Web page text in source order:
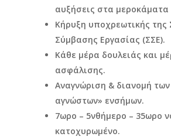
αυξήσεις στα μεροκάματα
Κήρυξη υποχρεωτικής της
Σύμβασης Εργασίας (ΣΣΕ).
Κάθε μέρα δουλειάς και
ασφάλισης.
Αναγνώριση & διανομή
αγνώστων» ενσήμων.
7ωρο – 5νθήμερο – 35ωρο
κατοχυρωμένο.